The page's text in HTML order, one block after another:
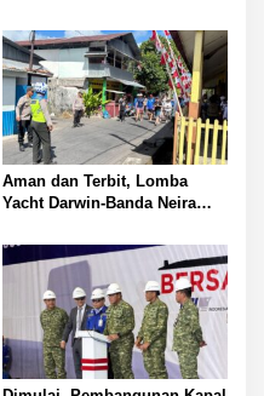
Aman dan Terbit, Lomba
Yacht Darwin-Banda Neira